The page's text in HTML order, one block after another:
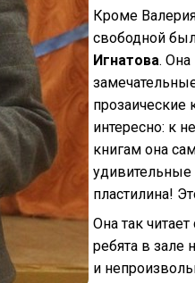
Кроме
свободной
Игнатова.
прозаические
интересно: к
книгам она
пластилина!
Она так читает
ребята в зале
и